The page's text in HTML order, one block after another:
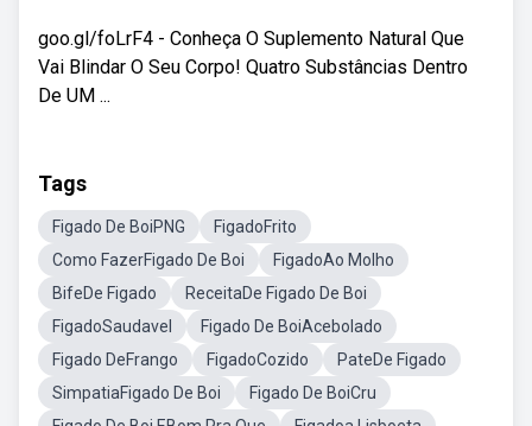
goo.gl/foLrF4 - Conheça O Suplemento Natural Que
Vai Blindar O Seu Corpo! Quatro Substâncias Dentro
De UM ...
Tags
Figado De BoiPNG
FigadoFrito
Como FazerFigado De Boi
FigadoAo Molho
BifeDe Figado
ReceitaDe Figado De Boi
FigadoSaudavel
Figado De BoiAcebolado
Figado DeFrango
FigadoCozido
PateDe Figado
SimpatiaFigado De Boi
Figado De BoiCru